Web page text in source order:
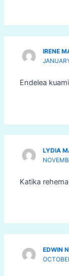
IRENE
Endelea
LYDIA
Katika
EDWIN